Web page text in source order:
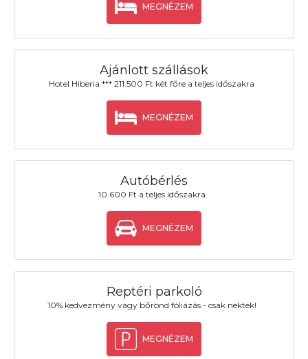
MEGNÉZEM
Ajánlott szállások
Hotel Hiberia *** 211.500 Ft két főre a teljes időszakra
MEGNÉZEM
Autóbérlés
10.600 Ft a teljes időszakra
MEGNÉZEM
Reptéri parkoló
10% kedvezmény vagy bőrönd fóliázás - csak nektek!
MEGNÉZEM